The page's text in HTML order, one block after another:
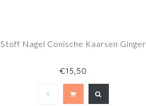
Stoff Nagel Conische Kaarsen Ginger
€15,50